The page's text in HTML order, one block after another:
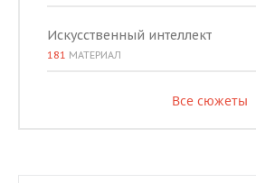
Искусственный интеллект
181 МАТЕРИАЛ
Все сюжеты